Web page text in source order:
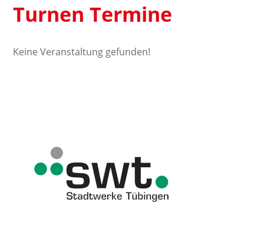
Turnen Termine
Keine Veranstaltung gefunden!